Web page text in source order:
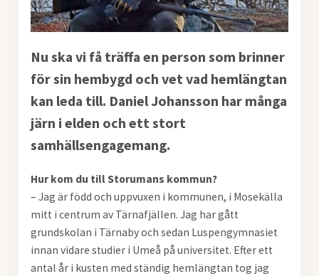
Nu ska vi få träffa en person som brinner
för sin hembygd och vet vad hemlängtan
kan leda till. Daniel Johansson har många
järn i elden och ett stort
samhällsengagemang.
Hur kom du till Storumans kommun?
– Jag är född och uppvuxen i kommunen, i Mosekälla
mitt i centrum av Tärnafjällen. Jag har gått
grundskolan i Tärnaby och sedan Luspengymnasiet
innan vidare studier i Umeå på universitet. Efter ett
antal år i kusten med ständig hemlängtan tog jag